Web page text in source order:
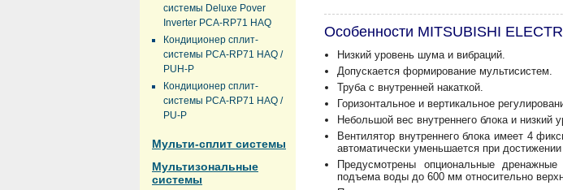
системы Deluxe Pover
Inverter PCA-RP71 HAQ
Кондиционер сплит-
системы PCA-RP71 HAQ /
PUH-P
Кондиционер сплит-
системы PCA-RP71 HAQ /
PU-P
Мульти-сплит системы
Мультизональные
системы
Особенности MITSUBISHI
Низкий уровень шума и вибраций.
Допускается формирование мультисистем.
Труба с внутренней накаткой.
Горизонтальное и вертикальное
Небольшой вес внутреннего блока и низкий
Вентилятор внутреннего блока имеет 4
автоматически уменьшается при
Предусмотрены опциональные
подъема воды до 600 мм относительно